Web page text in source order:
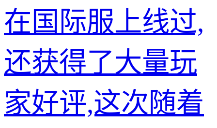
在国际服上线过,
还获得了大量玩
家好评,这次随着